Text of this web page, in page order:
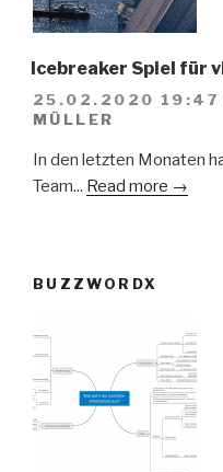
Icebreaker Spiel für
25.02.2020 19:47
MÜLLER
In den letzten Monaten
Team... Read more →
BUZZWORDX